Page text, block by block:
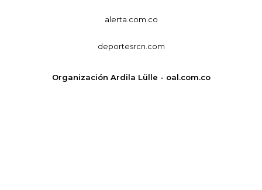
alerta.com.co
deportesrcn.com
Organización Ardila Lülle - oal.com.co